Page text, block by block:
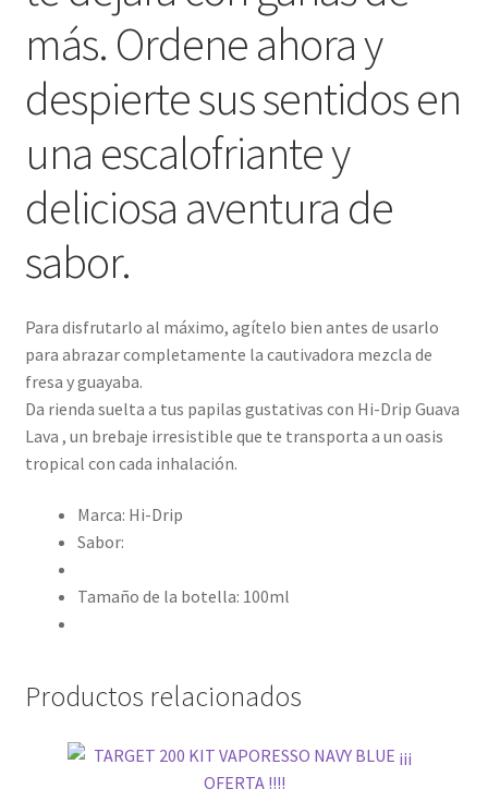
más. Ordene ahora y
despierte sus sentidos en
una escalofriante y
deliciosa aventura de
sabor.
Para disfrutarlo al máximo, agítelo bien antes de usarlo
para abrazar completamente la cautivadora mezcla de
fresa y guayaba.
Da rienda suelta a tus papilas gustativas con Hi-Drip Guava
Lava , un brebaje irresistible que te transporta a un oasis
tropical con cada inhalación.
Marca: Hi-Drip
Sabor:
Tamaño de la botella: 100ml
Productos relacionados